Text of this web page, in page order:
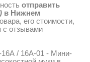
отправить
в Нижнем
его стоимости,
с отзывами
/ 16А-01 - Мини-